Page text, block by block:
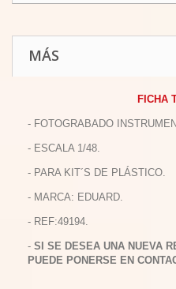
MÁS
FICHA
- FOTOGRABADO
- ESCALA 1/48.
- PARA KIT´S DE PLÁSTICO.
- MARCA: EDUARD.
- REF:49194.
- SI SE DESEA UNA NUEVA
PUEDE PONERSE EN